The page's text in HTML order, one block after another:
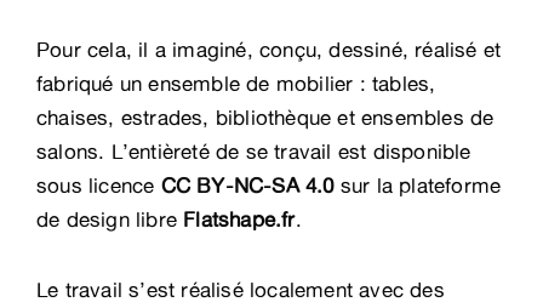
Pour cela, il a imaginé, conçu, dessiné, réalisé et
fabriqué un ensemble de mobilier : tables,
chaises, estrades, bibliothèque et ensembles de
salons. L’entièreté de se travail est disponible
sous licence CC BY-NC-SA 4.0sur la plateforme
de design libre Flatshape.fr.
Le travail s’est réalisé localement avec des